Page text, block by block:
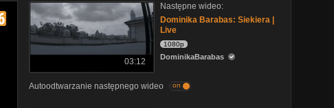
03:12
Następne wideo:
Dominika Barabas: Siekiera |
Live
1080p
DominikaBarabas
Autoodtwarzanie następnego wideo on